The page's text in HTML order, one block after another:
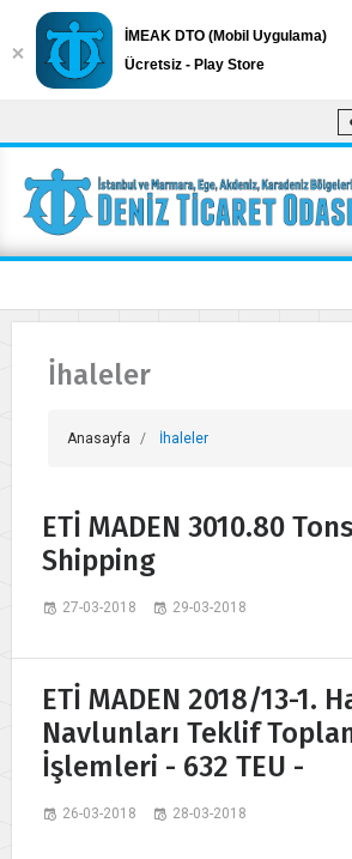
İhaleler
Anasayfa İhaleler
ETİ MADEN 3010.80
Shipping
27-03-2018 29-03-2018
ETİ MADEN 2018/13-1.
Navlunları Teklif
İşlemleri - 632 TEU -
26-03-2018 28-03-2018
İMEAK DTO (Mobil Uygulama)
Ücretsiz - Play Store